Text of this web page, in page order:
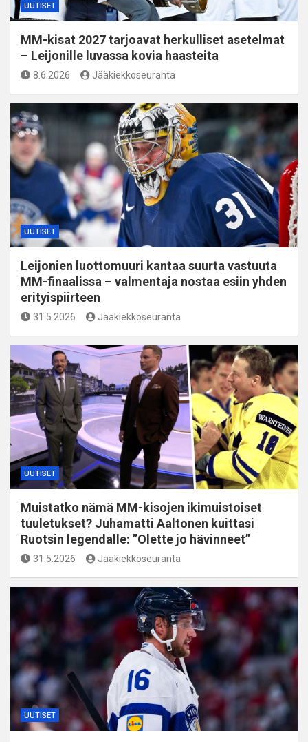
UUTISET
MM-kisat 2027 tarjoavat herkulliset asetelmat
– Leijonille luvassa kovia haasteita
8.6.2026 Jääkiekkoseuranta
UUTISET
Leijonien luottomuuri kantaa suurta vastuuta
MM-finaalissa – valmentaja nostaa esiin yhden
erityispiirteen
31.5.2026 Jääkiekkoseuranta
UUTISET
Muistatko nämä MM-kisojen ikimuistoiset
tuuletukset? Juhamatti Aaltonen kuittasi
Ruotsin legendalle: ”Olette jo hävinneet”
31.5.2026 Jääkiekkoseuranta
UUTISET